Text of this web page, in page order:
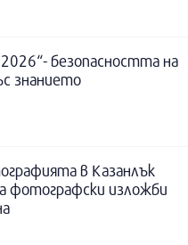
безопасността на
знанието
в Казанлък
фотографски изложби